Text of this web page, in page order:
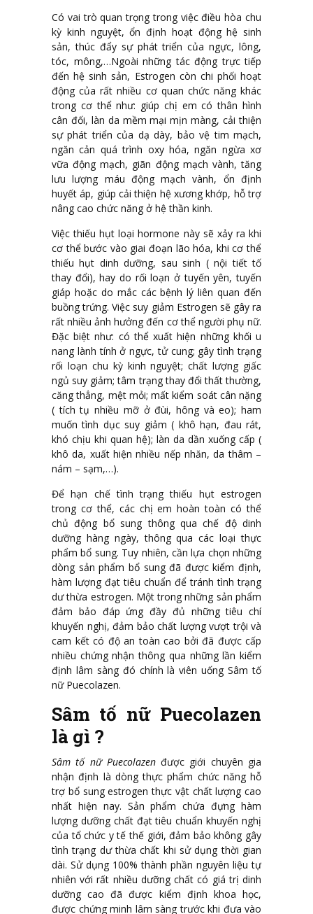
Có vai trò quan trọng trong việc điều hòa chu
kỳ kinh nguyệt, ổn định hoạt động hệ sinh
sản, thúc đẩy sự phát triển của ngực, lông,
tóc, mông,…Ngoài những tác động trực tiếp
đến hệ sinh sản, Estrogen còn chi phối hoạt
động của rất nhiều cơ quan chức năng khác
trong cơ thể như: giúp chị em có thân hình
cân đối, làn da mềm mại mịn màng, cải thiện
sự phát triển của dạ dày, bảo vệ tim mạch,
ngăn cản quá trình oxy hóa, ngăn ngừa xơ
vữa động mạch, giãn động mạch vành, tăng
lưu lượng máu động mạch vành, ổn định
huyết áp, giúp cải thiện hệ xương khớp, hỗ trợ
nâng cao chức năng ở hệ thần kinh.
Việc thiếu hụt loại hormone này sẽ xảy ra khi
cơ thể bước vào giai đoạn lão hóa, khi cơ thể
thiếu hụt dinh dưỡng, sau sinh ( nội tiết tố
thay đổi), hay do rối loạn ở tuyến yên, tuyến
giáp hoặc do mắc các bệnh lý liên quan đến
buồng trứng. Việc suy giảm Estrogen sẽ gây ra
rất nhiều ảnh hưởng đến cơ thể người phụ nữ.
Đặc biệt như: có thể xuất hiện những khối u
nang lành tính ở ngực, tử cung; gây tình trạng
rối loạn chu kỳ kinh nguyệt; chất lượng giấc
ngủ suy giảm; tâm trạng thay đổi thất thường,
căng thẳng, mệt mỏi; mất kiểm soát cân nặng
( tích tụ nhiều mỡ ở đùi, hông và eo); ham
muốn tình dục suy giảm ( khô hạn, đau rát,
khó chịu khi quan hệ); làn da dần xuống cấp (
khô da, xuất hiện nhiều nếp nhăn, da thâm –
nám – sạm,…).
Để hạn chế tình trạng thiếu hụt estrogen
trong cơ thể, các chị em hoàn toàn có thể
chủ động bổ sung thông qua chế độ dinh
dưỡng hàng ngày, thông qua các loại thực
phẩm bổ sung. Tuy nhiên, cần lựa chọn những
dòng sản phẩm bổ sung đã được kiểm định,
hàm lượng đạt tiêu chuẩn để tránh tình trạng
dư thừa estrogen. Một trong những sản phẩm
đảm bảo đáp ứng đầy đủ những tiêu chí
khuyến nghị, đảm bảo chất lượng vượt trội và
cam kết có độ an toàn cao bởi đã được cấp
nhiều chứng nhận thông qua những lần kiểm
định lâm sàng đó chính là viên uống Sâm tố
nữ Puecolazen.
Sâm tố nữ Puecolazen
là gì ?
Sâm tố nữ Puecolazenđược giới chuyên gia
nhận định là dòng thực phẩm chức năng hỗ
trợ bổ sung estrogen thực vật chất lượng cao
nhất hiện nay. Sản phẩm chứa đựng hàm
lượng dưỡng chất đạt tiêu chuẩn khuyến nghị
của tổ chức y tế thế giới, đảm bảo không gây
tình trạng dư thừa chất khi sử dụng thời gian
dài. Sử dụng 100% thành phần nguyên liệu tự
nhiên với rất nhiều dưỡng chất có giá trị dinh
dưỡng cao đã được kiểm định khoa học,
được chứng minh lâm sàng trước khi đưa vào